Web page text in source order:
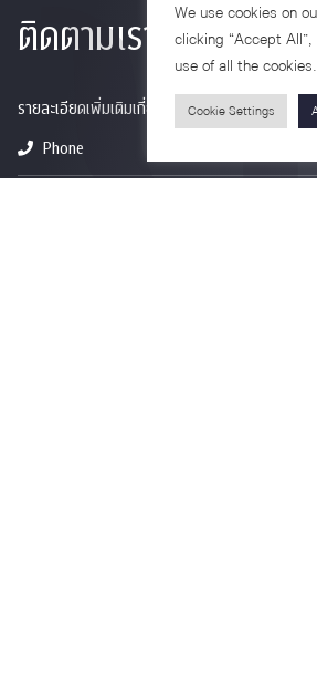
ติดตามเรา
รายละเอียดเพิ่มเติมเกี่ยวกับคณะ ติดตามข่าวสาร
Phone
We use cookies on
clicking “Accept
use of all the cookies.
Cookie Settings